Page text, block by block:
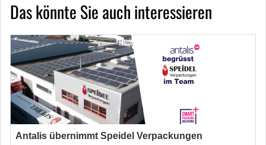
Das könnte Sie auch interessieren
Antalis übernimmt Speidel Verpackungen